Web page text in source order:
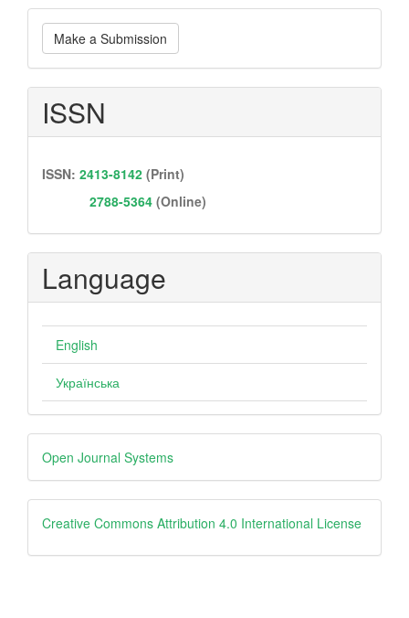
Make
a
Submission
Make a Submission
ISSN
ISSN: 2413-8142 (Print)
2788-5364 (Online)
Language
English
Українська
Developed
By
Open Journal Systems
Creative
Creative Commons Attribution 4.0 International License